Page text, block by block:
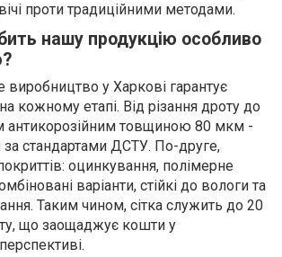
проти традиційними методами.
нашу продукцію особливо
у Харкові гарантує
кожному етапі. Від різання дроту до
антикорозійним товщиною 80 мкм -
за стандартами ДСТУ. По-друге,
оцинкування, полімерне
варіанти, стійкі до вологи та
Таким чином, сітка служить до 20
що заощаджує кошти у